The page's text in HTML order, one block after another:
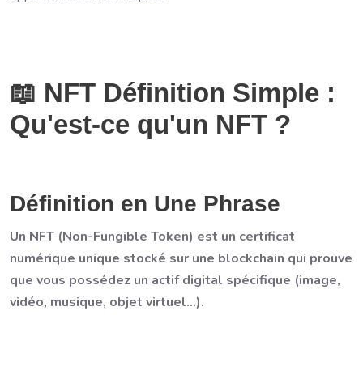
📖 NFT Définition Simple :
Qu'est-ce qu'un NFT ?
Définition en Une Phrase
Un NFT (Non-Fungible Token) est un certificat
numérique unique stocké sur une blockchain qui prouve
que vous possédez un actif digital spécifique (image,
vidéo, musique, objet virtuel...).